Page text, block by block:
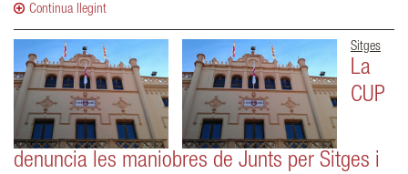
Continua llegint
Sitges
La
CUP
denuncia les maniobres de Junts per Sitges i